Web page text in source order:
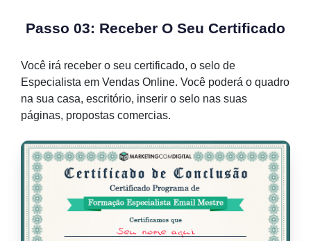
Passo 03: Receber O Seu Certificado
Você irá receber o seu certificado, o selo de
Especialista em Vendas Online. Você poderá o quadro
na sua casa, escritório, inserir o selo nas suas
páginas, propostas comercias.